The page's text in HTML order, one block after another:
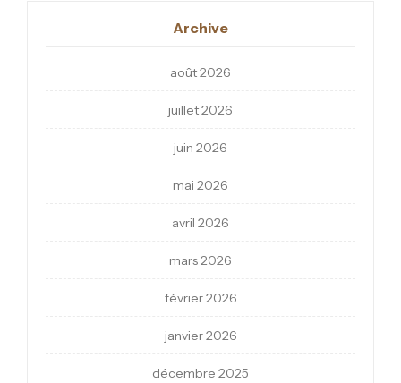
Archive
août 2026
juillet 2026
juin 2026
mai 2026
avril 2026
mars 2026
février 2026
janvier 2026
décembre 2025